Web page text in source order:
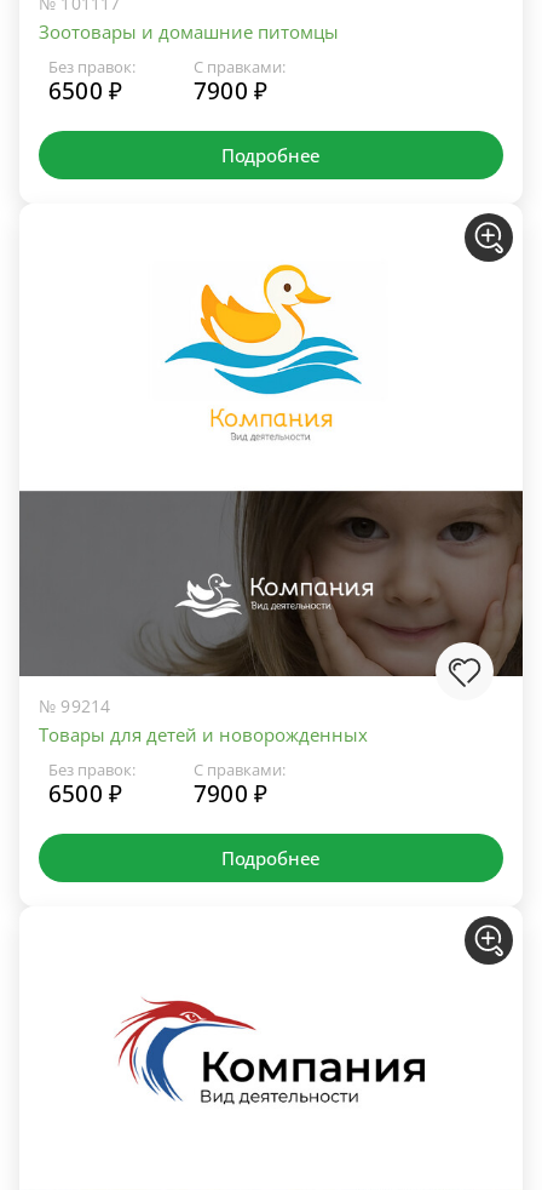
Зоотовары и домашние питомцы
Без правок:
6500 ₽
С правками:
7900 ₽
Подробнее
№ 99214
Товары для детей и новорожденных
Без правок:
6500 ₽
С правками:
7900 ₽
Подробнее